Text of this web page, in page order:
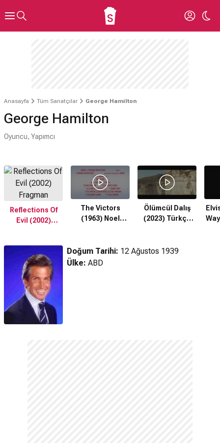
Anasayfa Tüm Sanatçılar George Hamilton
George Hamilton
Oyuncu, Yapımcı
Invalid video: 20002283
Hata Kodu: 401
Reflections Of
Evil (2002)
The Victors
(1963) Noel
Ölümcül Dalış
(2023) Türkçe
Doğum Tarihi: 12 Ağustos 1939
Ülke: ABD